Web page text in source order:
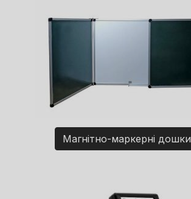
Магнітно-маркерні дошки